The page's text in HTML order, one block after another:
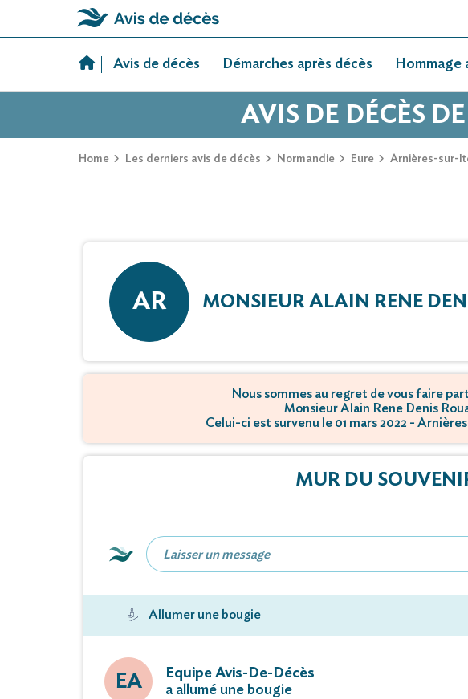
Avis de décès Démarches après décès Hommage
AVIS DE DÉCÈS
Home Les derniers avis de décès Normandie Eure Arnières-sur-
AR MONSIEUR ALAIN RENE
Nous sommes au regret de vous faire
Monsieur Alain Rene Denis
Celui-ci est survenu le 01 mars 2022 -
MUR DU
Allumer une bougie
EA
Equipe Avis-De-Décès
a allumé une bougie